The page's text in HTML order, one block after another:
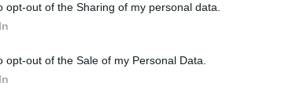
opt-out of the Sharing of my personal data.
opt-out of the Sale of my Personal Data.